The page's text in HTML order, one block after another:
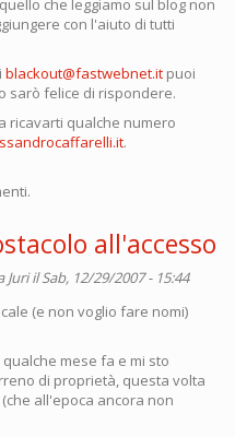
con l'aiuto di tutti
blackout@fastwebnet.it puoi
sarò felice di rispondere.
ricavarti qualche numero
.
all'accesso
Juriil Sab, 12/29/2007 - 15:44
(e non voglio fare nomi)
mese fa e mi sto
di proprietà, questa volta
all'epoca ancora non